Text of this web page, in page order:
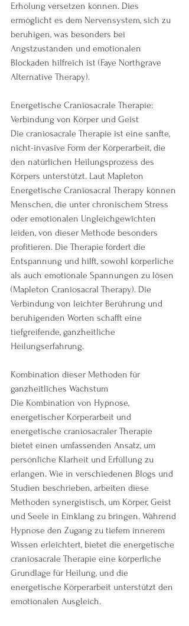
Erholung versetzen können. Dies
ermöglicht es dem Nervensystem, sich zu
beruhigen, was besonders bei
Angstzuständen und emotionalen
Blockaden hilfreich ist​ (Faye Northgrave
Alternative Therapy).
Energetische Craniosacrale Therapie:
Verbindung von Körper und Geist
Die craniosacrale Therapie ist eine sanfte,
nicht-invasive Form der Körperarbeit, die
den natürlichen Heilungsprozess des
Körpers unterstützt. Laut Mapleton
Energetische Craniosacral Therapy können
Menschen, die unter chronischem Stress
oder emotionalen Ungleichgewichten
leiden, von dieser Methode besonders
profitieren. Die Therapie fördert die
Entspannung und hilft, sowohl körperliche
als auch emotionale Spannungen zu lösen​
(Mapleton Craniosacral Therapy). Die
Verbindung von leichter Berührung und
beruhigenden Worten schafft eine
tiefgreifende, ganzheitliche
Heilungserfahrung.
Kombination dieser Methoden für
ganzheitliches Wachstum
Die Kombination von Hypnose,
energetischer Körperarbeit und
energetische craniosacraler Therapie
bietet einen umfassenden Ansatz, um
persönliche Klarheit und Erfüllung zu
erlangen. Wie in verschiedenen Blogs und
Studien beschrieben, arbeiten diese
Methoden synergistisch, um Körper, Geist
und Seele in Einklang zu bringen. Während
Hypnose den Zugang zu tiefem innerem
Wissen erleichtert, bietet die energetische
craniosacrale Therapie eine körperliche
Grundlage für Heilung, und die
energetische Körperarbeit unterstützt den
emotionalen Ausgleich.